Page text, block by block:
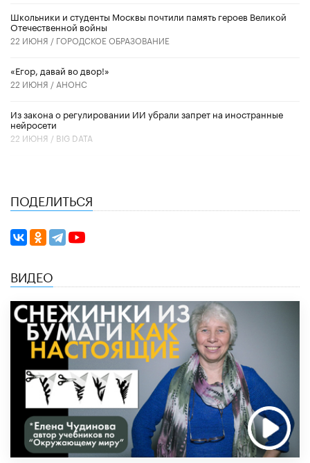
Школьники и студенты Москвы почтили память героев Великой
Отечественной войны
22 ИЮНЯ / ГОРОДСКОЕ ОБРАЗОВАНИЕ
«Егор, давай во двор!»
22 ИЮНЯ / АНОНС
Из закона о регулировании ИИ убрали запрет на иностранные
нейросети
22 ИЮНЯ / BIG DATA
ПОДЕЛИТЬСЯ
ВИДЕО